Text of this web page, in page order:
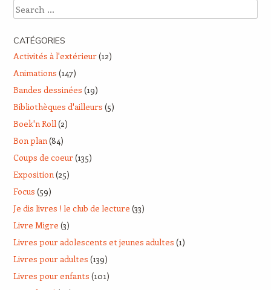
Search
CATÉGORIES
Activités à l'extérieur(12)
Animations (147)
Bandes dessinées (19)
Bibliothèques d'ailleurs (5)
Boek'n Roll(2)
Bon plan(84)
Coups de coeur(135)
Exposition(25)
Focus (59)
Je dis livres ! le club de lecture (33)
Livre Migre (3)
Livres pour adolescents et jeunes adultes (1)
Livres pour adultes (139)
Livres pour enfants (101)